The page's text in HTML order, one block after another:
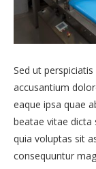
Sed ut
accusantium
eaque ipsa quae
beatae vitae dicta
quia voluptas sit
consequuntur